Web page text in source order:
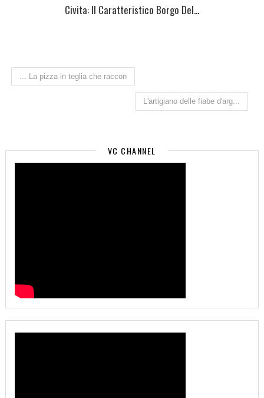
Civita: Il Caratteristico Borgo Del...
... La pizza in teglia che raccon
L'artigiano delle fiabe d'arg...
VC CHANNEL